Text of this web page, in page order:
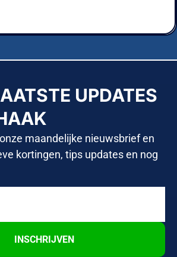
UPDATES
maandelijke nieuwsbrief en
kortingen, tips updates en nog
INSCHRIJVEN